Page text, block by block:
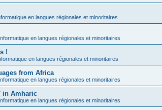
en langues régionales et minoritaires
en langues régionales et minoritaires
!
en langues régionales et minoritaires
from Africa
en langues régionales et minoritaires
in Amharic
en langues régionales et minoritaires